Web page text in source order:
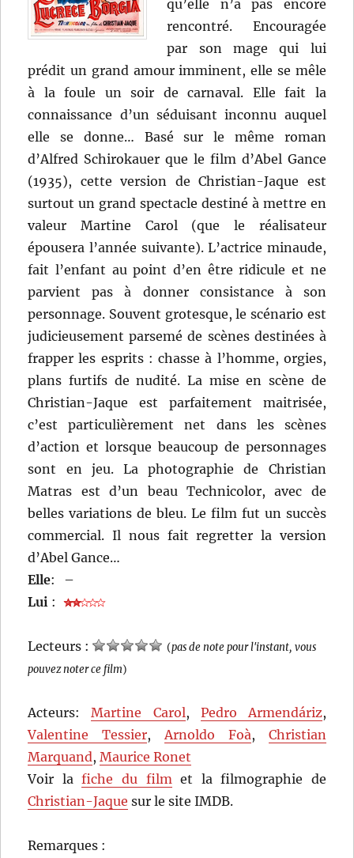
qu’elle n’a pas encore
rencontré. Encouragée
par son mage qui lui
prédit un grand amour imminent, elle se mêle
à la foule un soir de carnaval. Elle fait la
connaissance d’un séduisant inconnu auquel
elle se donne… Basé sur le même roman
d’Alfred Schirokauer que le film d’Abel Gance
(1935), cette version de Christian-Jaque est
surtout un grand spectacle destiné à mettre en
valeur Martine Carol (que le réalisateur
épousera l’année suivante). L’actrice minaude,
fait l’enfant au point d’en être ridicule et ne
parvient pas à donner consistance à son
personnage. Souvent grotesque, le scénario est
judicieusement parsemé de scènes destinées à
frapper les esprits : chasse à l’homme, orgies,
plans furtifs de nudité. La mise en scène de
Christian-Jaque est parfaitement maitrisée,
c’est particulièrement net dans les scènes
d’action et lorsque beaucoup de personnages
sont en jeu. La photographie de Christian
Matras est d’un beau Technicolor, avec de
belles variations de bleu. Le film fut un succès
commercial. Il nous fait regretter la version
d’Abel Gance…
Elle:
–
Lui :
Lecteurs : (pas de note pour l'instant, vous
pouvez noter ce film)
Acteurs:Martine Carol, Pedro Armendáriz,
Valentine Tessier, Arnoldo Foà, Christian
Marquand,Maurice Ronet
Voir lafiche du film et la filmographie de
Christian-Jaque sur le site IMDB.
Remarques :